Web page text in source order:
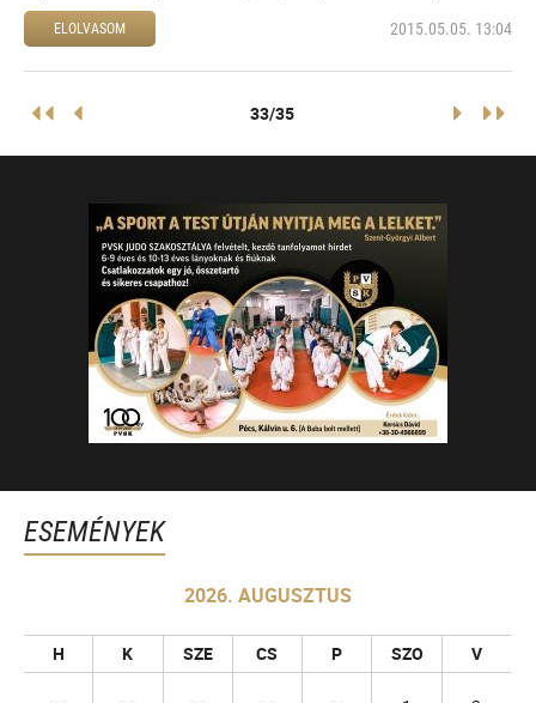
ELOLVASOM 2015.05.05. 13:04
33/35
ESEMÉNYEK
2026. AUGUSZTUS
H K SZE CS P SZO V